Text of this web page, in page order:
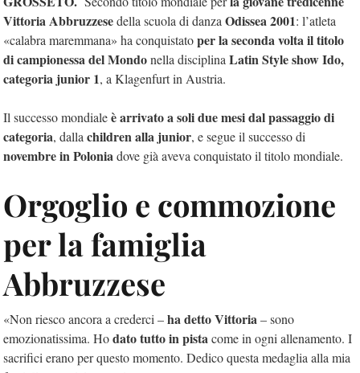
Vittoria Abbruzzesedella scuola di danza Odissea 2001: l’atleta
«calabra maremmana» ha conquistatoper la seconda volta il titolo
di campionessa del Mondonella disciplina Latin Style show Ido,
categoria junior 1, a Klagenfurt in Austria.
Il successo mondialeè arrivato a soli due mesi dal passaggio di
categoria, dalla children alla junior, e segue il successo di
novembre in Poloniadove già aveva conquistato il titolo mondiale.
Orgoglio e commozione
per la famiglia
Abbruzzese
«Non riesco ancora a crederci –ha detto Vittoria– sono
emozionatissima. Hodato tutto in pistacome in ogni allenamento. I
sacrifici erano per questo momento. Dedico questa medaglia alla mia